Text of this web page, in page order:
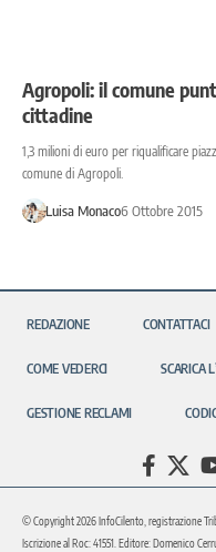
Agropoli: il comune
cittadine
1,3 milioni di euro per riqualificare
comune di Agropoli.
Luisa Monaco6 Ottobre 2015
REDAZIONE CONTATTACI
COME VEDERCI SCARICA
GESTIONE RECLAMI
© Copyright 2026 InfoCilento, registrazione
Iscrizione al Roc: 41551. Editore: Domenico